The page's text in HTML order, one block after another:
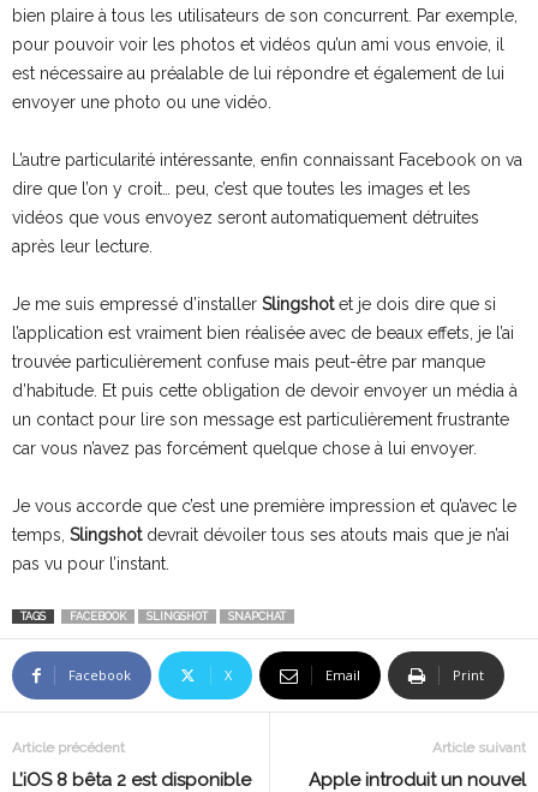
bien plaire à tous les utilisateurs de son concurrent. Par exemple,
pour pouvoir voir les photos et vidéos qu’un ami vous envoie, il
est nécessaire au préalable de lui répondre et également de lui
envoyer une photo ou une vidéo.
L’autre particularité intéressante, enfin connaissant Facebook on va
dire que l’on y croit… peu, c’est que toutes les images et les
vidéos que vous envoyez seront automatiquement détruites
après leur lecture.
Je me suis empressé d’installer Slingshotet je dois dire que si
l’application est vraiment bien réalisée avec de beaux effets, je l’ai
trouvée particulièrement confuse mais peut-être par manque
d’habitude. Et puis cette obligation de devoir envoyer un média à
un contact pour lire son message est particulièrement frustrante
car vous n’avez pas forcément quelque chose à lui envoyer.
Je vous accorde que c’est une première impression et qu’avec le
temps, Slingshotdevrait dévoiler tous ses atouts mais que je n’ai
pas vu pour l’instant.
TAGS FACEBOOK SLINGSHOT SNAPCHAT
Facebook X Email Print
Article précédent
L’iOS 8 bêta 2 est disponible
Article suivant
Apple introduit un nouvel